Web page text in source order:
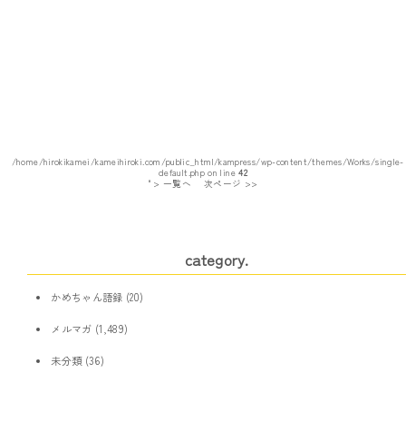
/home/hirokikamei/kameihiroki.com/public_html/kampress/wp-content/themes/Works/single-
default.php on line42
" > 一覧へ
次ページ >>
category.
かめちゃん語録 (20)
メルマガ (1,489)
未分類(36)